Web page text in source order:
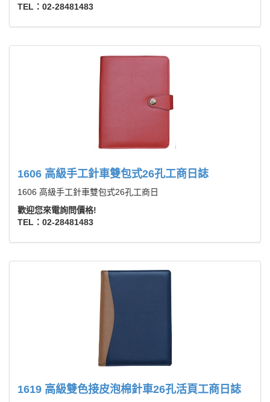
TEL：02-28481483
1606 高級手工針車雙包式26孔工商日誌
1606 高級手工針車雙包式26孔工商日
歡迎您來電詢問價格!
TEL：02-28481483
1619 高級雙色接皮泡棉針車26孔活頁工商日誌